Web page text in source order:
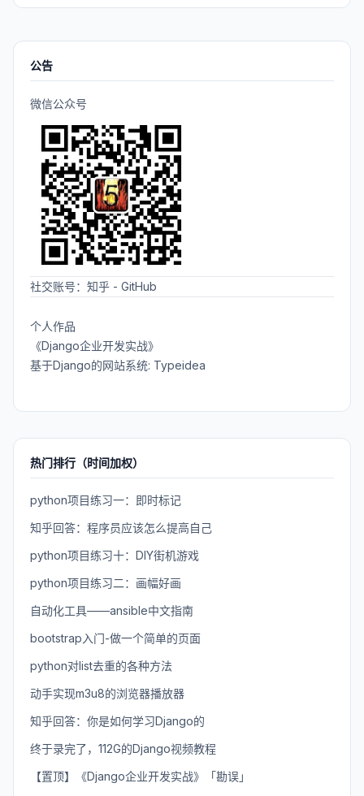
的好书，但是细节不清楚的书翻出来重新读。最终
的目的还是很简单，让已掌握的知识更加系统，以
至于可以在日常生活工作中随手拈来。
公告
微信公众号
社交账号： 知乎 - GitHub
个人作品
《Django企业开发实战》
基于Django的网站系统: Typeidea
热门排行（时间加权）
python项目练习一：即时标记
知乎回答：程序员应该怎么提高自己
python项目练习十：DIY街机游戏
python项目练习二：画幅好画
自动化工具——ansible中文指南
bootstrap入门-做一个简单的页面
python对list去重的各种方法
动手实现m3u8的浏览器播放器
知乎回答：你是如何学习Django的
终于录完了，112G的Django视频教程
【置顶】《Django企业开发实战》「勘误」